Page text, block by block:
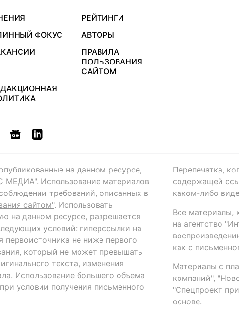
РЕЙТИНГИ
ФОКУС
АВТОРЫ
ПРАВИЛА
ПОЛЬЗОВАНИЯ
САЙТОМ
на данном ресурсе,
Использование материалов
требований, описанных в
сайтом". Использовать
на данном ресурсе, разрешается
условий: гиперссылки на
первоисточника не ниже первого
который не может превышать
текста, изменения
Использование большего объема
условии получения письменного
Перепечатка,
содержащей
каком-либо
Все материалы,
на агентство
как с
Материалы с
компаний",
"Спецпроект
основе.